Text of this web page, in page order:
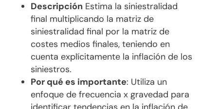
Descripción Estima la siniestralidad
final multiplicando la matriz de
siniestralidad final por la matriz de
costes medios finales, teniendo en
cuenta explícitamente la inflación de los
siniestros.
Por qué es importante: Utiliza un
enfoque de frecuencia x gravedad para